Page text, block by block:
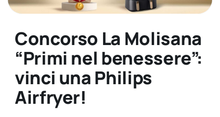
Concorso La Molisana
“Primi nel benessere”:
vinci una Philips
Airfryer!